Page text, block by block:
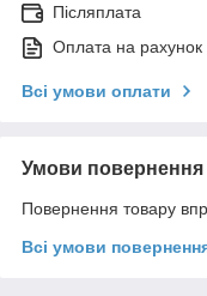
Післяплата
Оплата на рахунок
Всі умови оплати
Умови повернення
Повернення товару
Всі умови